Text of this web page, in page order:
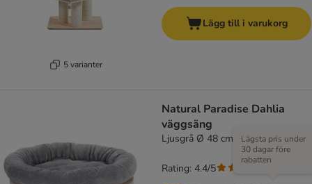
5 varianter
Lägg till i varukorg
Natural Paradise Dahlia
väggsäng
Ljusgrå Ø 48 cm
Lägsta pris under
30 dagar före
rabatten
Rating: 4.4/5